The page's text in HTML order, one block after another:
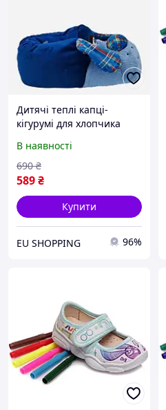
Дитячі теплі капці-
кігурумі для хлопчика
Сині (6397233561076)
В наявності
589₴
690 ₴
Купити
EU SHOPPING 96%